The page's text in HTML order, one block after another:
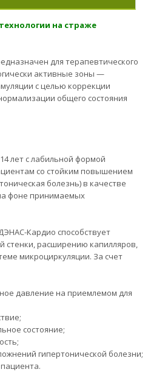
на страже
для терапевтического
активные зоны —
с целью коррекции
общего состояния
лет с лабильной формой
со стойким повышением
болезнь) в качестве
фоне принимаемых
Кардио способствует
стенки, расширению капилляров,
микроциркуляции. За счет
давление на приемлемом для
состояние;
гипертонической болезни;